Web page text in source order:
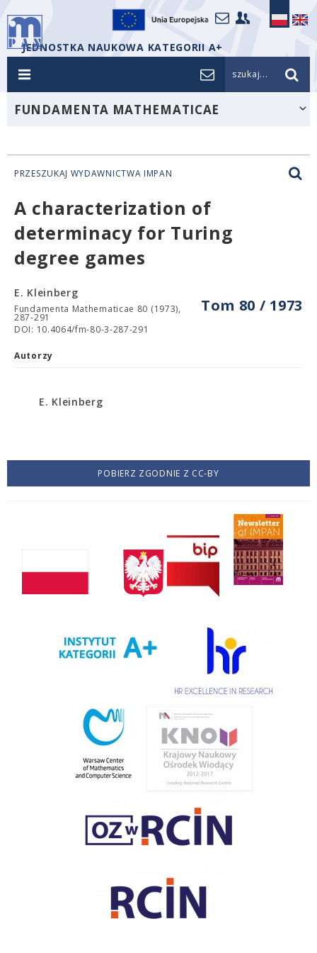
JEDNOSTKA NAUKOWA KATEGORII A+
szukaj...
FUNDAMENTA MATHEMATICAE
PRZESZUKAJ WYDAWNICTWA IMPAN
A characterization of
determinacy for Turing
degree games
Tom 80 / 1973
E. Kleinberg
Fundamenta Mathematicae 80 (1973),
287-291
DOI: 10.4064/fm-80-3-287-291
Autorzy
E. Kleinberg
POBIERZ ZGODNIE Z CC-BY